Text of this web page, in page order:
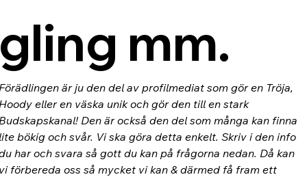
mm.
är ju den del av profilmediat som gör en Tröja,
eller en väska unik och gör den till en stark
Den är också den del som många kan finna
bökig och svår. Vi ska göra detta enkelt. Skriv i den info
har och svara så gott du kan på frågorna nedan. Då kan
förbereda oss så mycket vi kan & därmed få fram ett